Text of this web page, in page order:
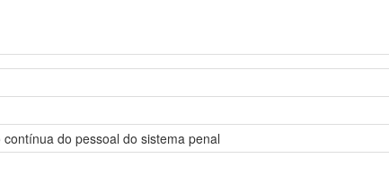
do pessoal do sistema penal